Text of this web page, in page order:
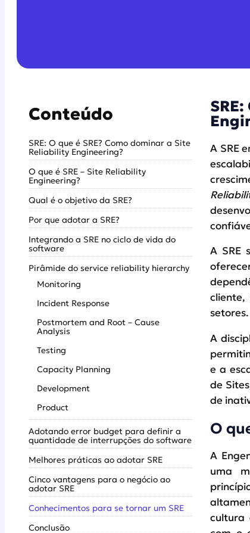
Conteúdo
SRE: O que é SRE? Como dominar a Site
Reliability Engineering?
O que é SRE – Site Reliability
Engineering?
Qual é o objetivo da SRE?
Por que adotar a SRE?
Integrando a SRE no ciclo de vida do
software
Pirâmide do service reliability hierarchy
Monitoring
Incident Response
Postmortem and Root – Cause
Analysis
Testing
Capacity Planning
Development
Product
Adotando error budget para definir a
quantidade de interrupções do software
Melhores práticas ao adotar SRE
Cinco vantagens para o negócio ao
adotar SRE
Conhecimentos para se tornar um SRE
Conclusão
A SRE
A SRE
setores.
A
e a
de
de
O
A
uma
cultura